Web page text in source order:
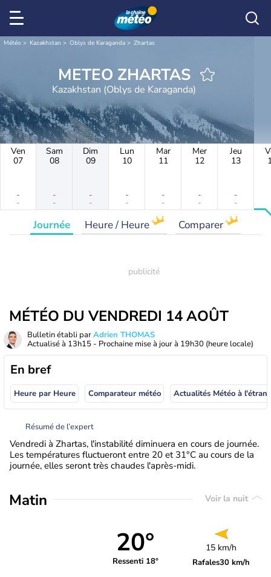
Météo Kazakhstan Oblys de Karaganda Zhartas
METEO ZHARTAS
Kazakhstan (Oblys de Karaganda)
Ven
07
-
-
Sam
08
-
-
Dim
09
-
-
Lun
10
-
-
Mar
11
-
-
Mer
12
-
-
Jeu
13
-
-
Journée Heure / Heure Comparer
MÉTÉO DU VENDREDI 14 AOÛT
Bulletin établi parAdrien THOMAS
Actualisé à 13h15 - Prochaine mise à jour à 19h30 (heure locale)
En bref
Heure par Heure Comparateur météo
Résumé de l’expert
Vendredi à Zhartas, l'instabilité diminuera en cours de journée.
Les températures fluctueront entre 20 et 31°C au cours de la
journée, elles seront très chaudes l'après-midi.
Matin Voir la nuit
20°
Ressenti 18°
15 km/h
Rafales30 km/h